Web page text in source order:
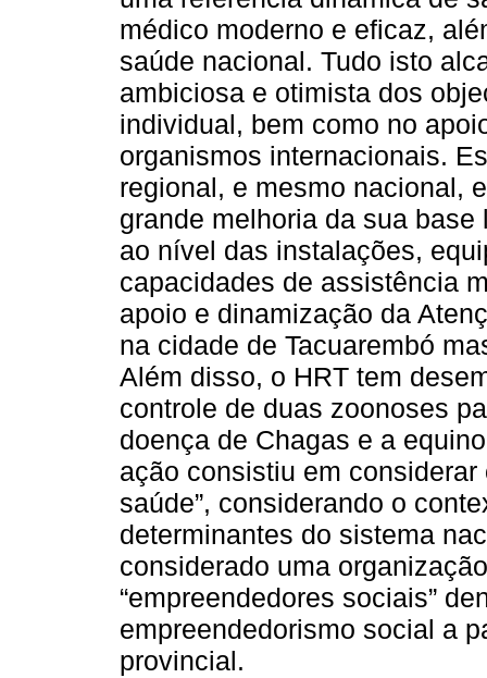
médico moderno e eficaz,
saúde nacional. Tudo isto
ambiciosa e otimista dos
individual, bem como no
organismos internacionais.
regional, e mesmo nacional,
grande melhoria da sua
ao nível das instalações,
capacidades de assistência
apoio e dinamização da
na cidade de Tacuarembó
Além disso, o HRT tem
controle de duas zoonoses
doença de Chagas e a
ação consistiu em
saúde”, considerando o
determinantes do sistema
considerado uma
“empreendedores sociais”
empreendedorismo social a
provincial.